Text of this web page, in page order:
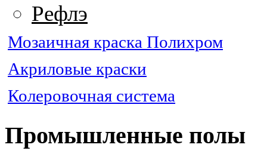
Рефлэ
Мозаичная краска Полихром
Акриловые краски
Колеровочная система
Промышленные полы